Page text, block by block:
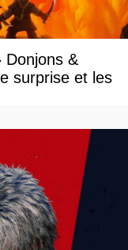
Donjons &
surprise et les